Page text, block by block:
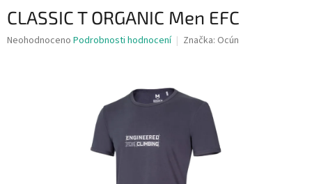
CLASSIC T ORGANIC Men EFC
Průměrné
Neohodnoceno Podrobnosti hodnocení Značka: Ocún